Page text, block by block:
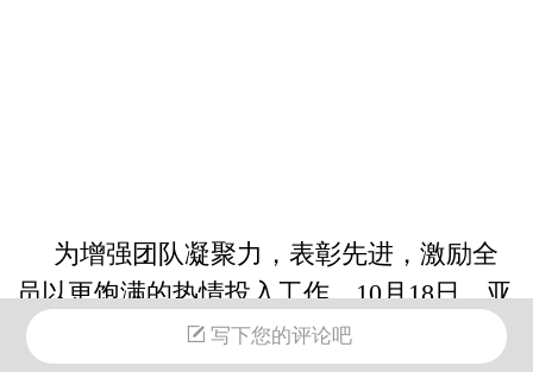
为增强团队凝聚力，表彰先进，激励全
员以更饱满的热情投入工作，10月18日，亚
当科技公司组织全体办公室成员前往莲花
写下您的评论吧